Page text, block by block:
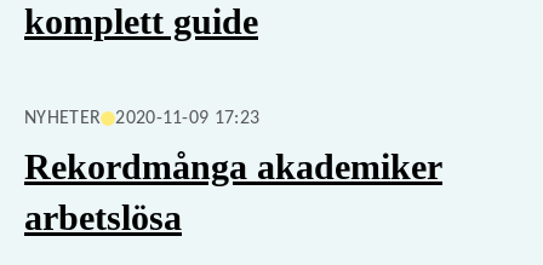
komplett guide
NYHETER 2020-11-09 17:23
Rekordmånga akademiker
arbetslösa